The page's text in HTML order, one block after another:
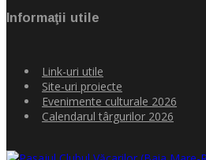
Informaţii utile
Link-uri utile
Site-uri proiecte
Evenimente culturale 2026
Calendarul târgurilor 2026